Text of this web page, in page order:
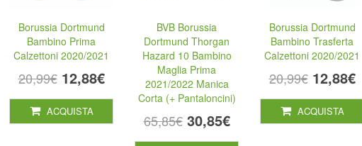
Borussia Dortmund
Bambino Prima
Calzettoni 2020/2021
20,99€ 12,88€
ACQUISTA
BVB Borussia
Dortmund Thorgan
Hazard 10 Bambino
Maglia Prima
2021/2022 Manica
Corta (+ Pantaloncini)
65,85€ 30,85€
Borussia Dortmund
Bambino Trasferta
Calzettoni 2020/2021
20,99€ 12,88€
ACQUISTA